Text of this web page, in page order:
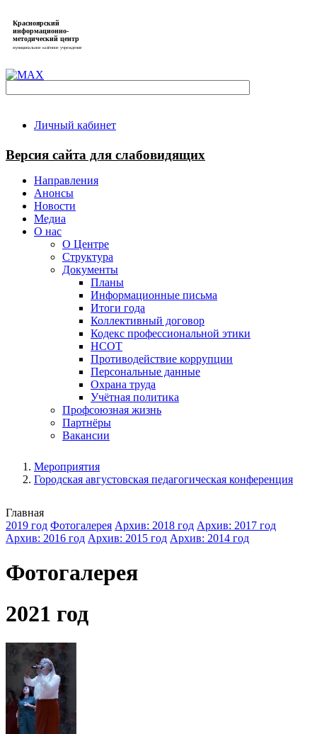
Красноярский
информационно-
методический центр
муниципальное казённое учреждение
Личный кабинет
Версия сайта для слабовидящих
Направления
Анонсы
Новости
Медиа
О нас
О Центре
Структура
Документы
Планы
Информационные письма
Итоги года
Коллективный договор
Кодекс профессиональной этики
НСОТ
Противодействие коррупции
Персональные данные
Охрана труда
Учётная политика
Профсоюзная жизнь
Партнёры
Вакансии
Мероприятия
Городская августовская педагогическая конференция
Главная
2019 год Фотогалерея Архив: 2018 год Архив: 2017 год
Архив: 2016 год Архив: 2015 год Архив: 2014 год
Фотогалерея
2021 год